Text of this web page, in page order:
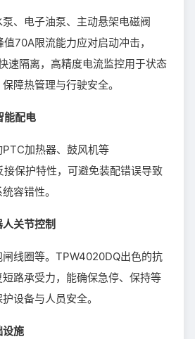
、电子油泵、主动悬架电磁阀
70A限流能力应对启动冲击，
速隔离，高精度电流监控用于状态
障热管理与行驶安全。
能配电
加热器、鼓风机等
保护特性，可避免装配错误导致
容错性。
关节控制
线圈等。TPW4020DQ出色的抗
路承受力，能确保急停、保持等
设备与人员安全。
设施